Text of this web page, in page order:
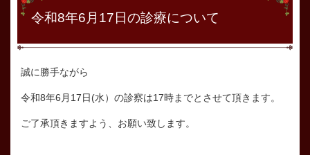
令和8年6月17日の診療について
誠に勝手ながら
令和8年6月17日(水）の診察は17時までとさせて頂きます。
ご了承頂きますよう、お願い致します。